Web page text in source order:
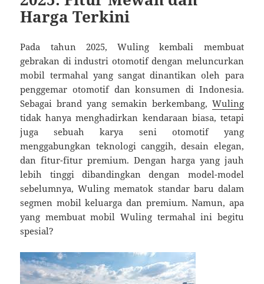
Harga Terkini
Pada tahun 2025, Wuling kembali membuat
gebrakan di industri otomotif dengan meluncurkan
mobil termahal yang sangat dinantikan oleh para
penggemar otomotif dan konsumen di Indonesia.
Sebagai brand yang semakin berkembang, Wuling
tidak hanya menghadirkan kendaraan biasa, tetapi
juga sebuah karya seni otomotif yang
menggabungkan teknologi canggih, desain elegan,
dan fitur-fitur premium. Dengan harga yang jauh
lebih tinggi dibandingkan dengan model-model
sebelumnya, Wuling mematok standar baru dalam
segmen mobil keluarga dan premium. Namun, apa
yang membuat mobil Wuling termahal ini begitu
spesial?